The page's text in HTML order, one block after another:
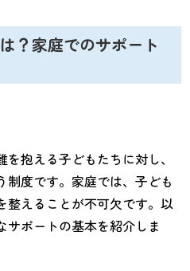
？家庭でのサポート
抱える子どもたちに対し、
制度です。家庭では、子ども
整えることが不可欠です。以
ポートの基本を紹介しま